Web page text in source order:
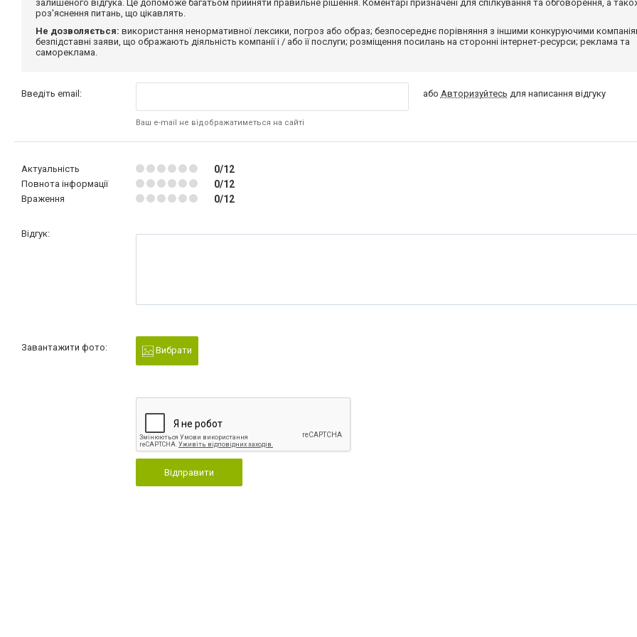
залишеного відгука. Це допоможе багатьом прийняти правильне рішення. Коментарі призначені для спілкування та обговорення, а
роз'яснення питань, що цікавлять.
Не дозволяється: використання ненормативної лексики, погроз або образ; безпосереднє порівняння з іншими конкуруючими
безпідставні заяви, що ображають діяльність компанії і / або її послуги; розміщення посилань на сторонні інтернет-ресурси; реклама та
самореклама.
Введіть email:
Ваш e-mail не відображатиметься на сайті
або Авторизуйтесь для написання відгуку
Актуальність 0/12
Повнота інформації 0/12
Враження 0/12
Відгук:
Завантажити фото: Вибрати
Відправити